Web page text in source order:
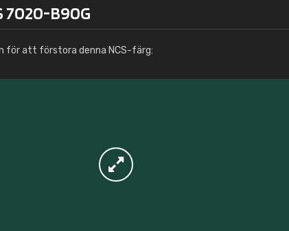
7020-B90G
för att förstora denna NCS-färg: